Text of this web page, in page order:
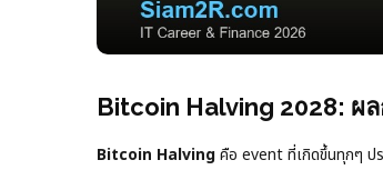
Bitcoin Halving 2028: ผ
Bitcoin Halvingคือ event ที่เกิดขึ้นทุกๆ ป